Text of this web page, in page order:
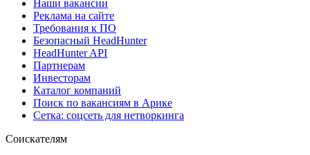
Наши вакансии
Реклама на сайте
Требования к ПО
Безопасный HeadHunter
HeadHunter API
Партнерам
Инвесторам
Каталог компаний
Поиск по вакансиям в Арике
Сетка: соцсеть для нетворкинга
Соискателям